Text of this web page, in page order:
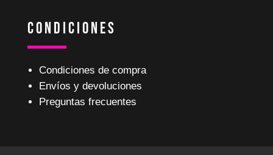
Condiciones
Condiciones de compra
Envíos y devoluciones
Preguntas frecuentes